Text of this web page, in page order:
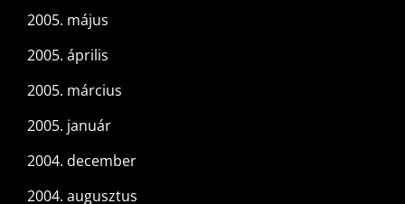
2005. május
2005. április
2005. március
2005. január
2004. december
2004. augusztus